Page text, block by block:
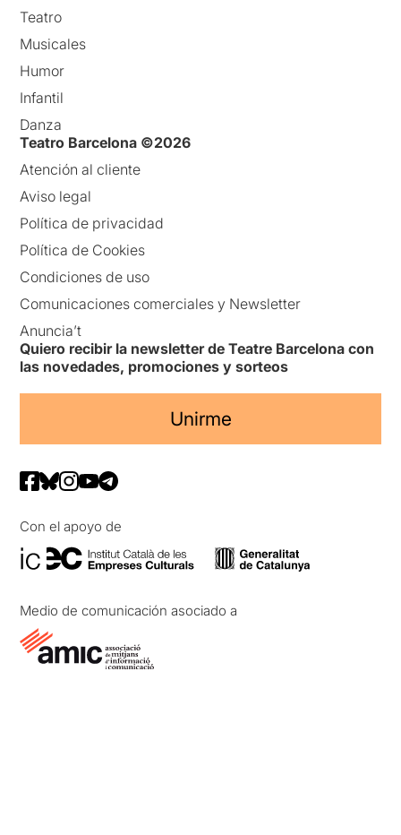
Teatro
Musicales
Humor
Infantil
Danza
Teatro Barcelona ©2026
Atención al cliente
Aviso legal
Política de privacidad
Política de Cookies
Condiciones de uso
Comunicaciones comerciales y Newsletter
Anuncia’t
Quiero recibir la newsletter de Teatre Barcelona con
las novedades, promociones y sorteos
Unirme
Con el apoyo de
Medio de comunicación asociado a